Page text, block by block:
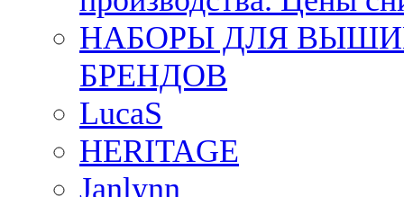
НАБОРЫ ДЛЯ
БРЕНДОВ
LucaS
HERITAGE
Janlynn